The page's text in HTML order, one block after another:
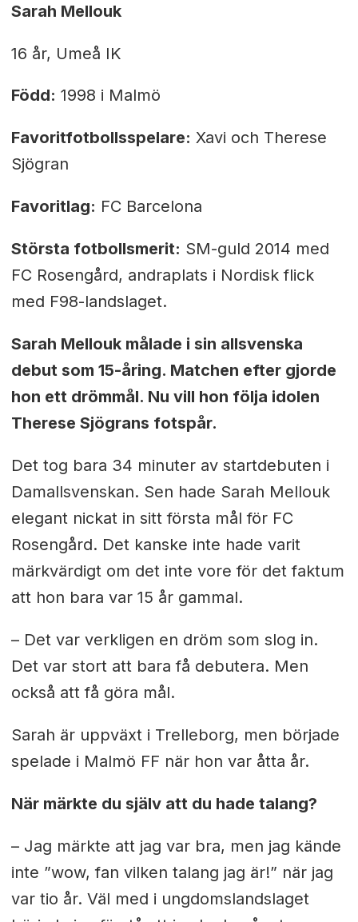
Sarah Mellouk
16 år, Umeå IK
Född: 1998 i Malmö
Favoritfotbollsspelare: Xavi och Therese
Sjögran
Favoritlag: FC Barcelona
Största fotbollsmerit: SM-guld 2014 med
FC Rosengård, andraplats i Nordisk flick
med F98-landslaget.
Sarah Mellouk målade i sin allsvenska
debut som 15-åring. Matchen efter gjorde
hon ett drömmål. Nu vill hon följa idolen
Therese Sjögrans fotspår.
Det tog bara 34 minuter av startdebuten i
Damallsvenskan. Sen hade Sarah Mellouk
elegant nickat in sitt första mål för FC
Rosengård. Det kanske inte hade varit
märkvärdigt om det inte vore för det faktum
att hon bara var 15 år gammal.
– Det var verkligen en dröm som slog in.
Det var stort att bara få debutera. Men
också att få göra mål.
Sarah är uppväxt i Trelleborg, men började
spelade i Malmö FF när hon var åtta år.
När märkte du själv att du hade talang?
– Jag märkte att jag var bra, men jag kände
inte ”wow, fan vilken talang jag är!” när jag
var tio år. Väl med i ungdomslandslaget